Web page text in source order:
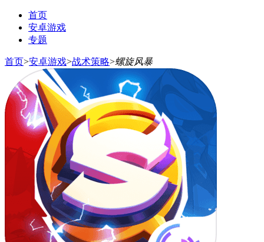
首页
安卓游戏
专题
首页>安卓游戏>战术策略>螺旋风暴